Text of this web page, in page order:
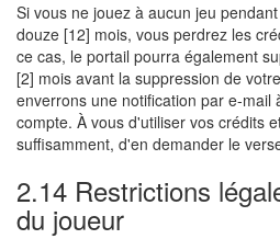
Si vous ne jouez à aucun jeu
douze [12] mois, vous perdrez les
ce cas, le portail pourra également
[2] mois avant la suppression de
enverrons une notification par e-mail
compte. À vous d'utiliser vos crédits
suffisamment, d'en demander le
2.14 Restrictions
du joueur